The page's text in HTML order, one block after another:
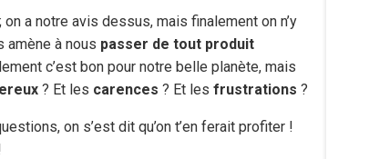
on a notre avis dessus, mais finalement on n’y
amène à nous passer de tout produit
c’est bon pour notre belle planète, mais
? Et les carences ? Et les frustrations ?
on s’est dit qu’on t’en ferait profiter !